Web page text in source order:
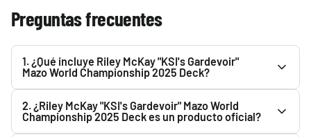
Preguntas frecuentes
1. ¿Qué incluye Riley McKay "KSI's Gardevoir"
Mazo World Championship 2025 Deck?
Mazo World Championship 2025 Deck para ver todo lo que
incluye. Podrás encontrarlo en el apartado superior.
2. ¿Riley McKay "KSI's Gardevoir" Mazo World
Championship 2025 Deck es un producto oficial?